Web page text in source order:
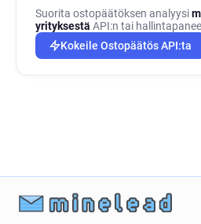
Suorita ostopäätöksen analyysi
yrityksestä API:n tai
Kokeile Ostopäätös API:ta